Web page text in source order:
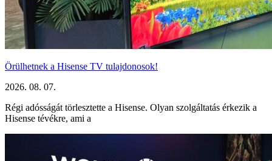
Örülhetnek a Hisense TV tulajdonosok!
2026. 08. 07.
Régi adósságát törlesztette a Hisense. Olyan szolgáltatás érkezik a
Hisense tévékre, ami a